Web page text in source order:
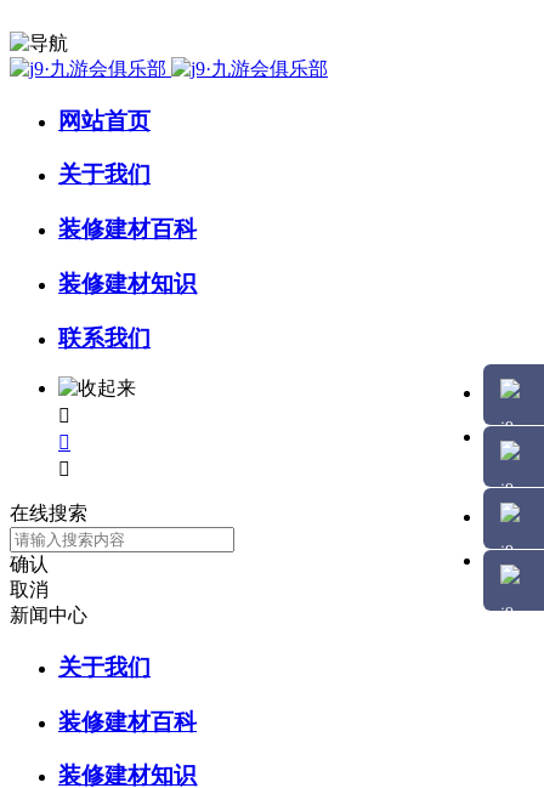
网站首页
关于我们
装修建材百科
装修建材知识
联系我们



在线搜索
确认
取消
新闻中心
关于我们
装修建材百科
装修建材知识